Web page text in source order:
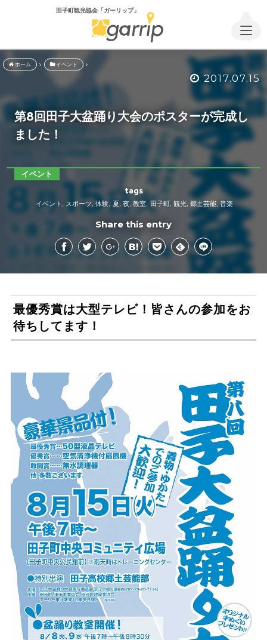
田子町観光協会「ガーリップ」
ホーム イベント
2017.07.15
第8回田子大盆踊り大会のポスターが完成し
ました！
イベント
tags
イベント スポーツ 体験 夏 夜 教室 田子町 観光, 郷土芸能 音楽
Share this entry
最優秀賞は大型テレビ！皆さんの参加をお
待ちしてます！